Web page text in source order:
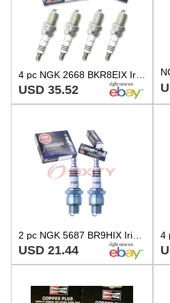
4 pc NGK 2668 BKR8EIX Iridium IX Spark Plugs for QC59YC Q24PRZ-U K24PRZU zk
USD 35.52
2 pc NGK 5687 BR9HIX Iridium IX Spark Plugs for W2AS W27FS-ZU W27FS-GU W27FN yu
USD 21.44